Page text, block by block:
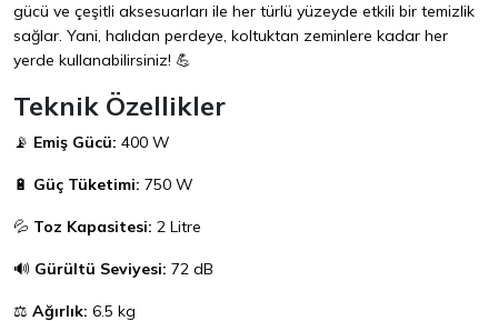
gücü ve çeşitli aksesuarları ile her türlü yüzeyde etkili bir temizlik
sağlar. Yani, halıdan perdeye, koltuktan zeminlere kadar her
yerde kullanabilirsiniz! 💪
Teknik Özellikler
📡 Emiş Gücü: 400 W
🔋 Güç Tüketimi: 750 W
💦 Toz Kapasitesi: 2 Litre
🔊 Gürültü Seviyesi: 72 dB
⚖️ Ağırlık: 6.5 kg